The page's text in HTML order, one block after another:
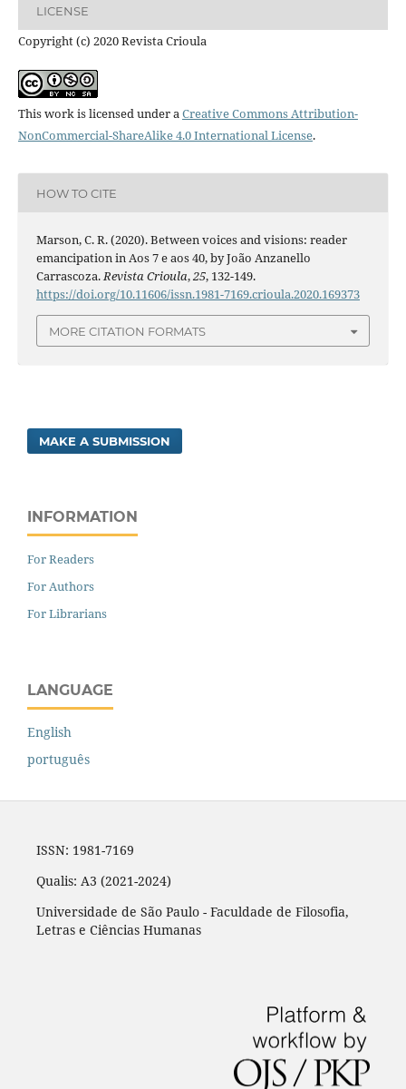
LICENSE
Copyright (c) 2020 Revista Crioula
This work is licensed under aCreative Commons Attribution-
NonCommercial-ShareAlike 4.0 International License.
HOW TO CITE
Marson, C. R. (2020). Between voices and visions: reader
emancipation in Aos 7 e aos 40, by João Anzanello
Carrascoza.Revista Crioula,25, 132-149.
https://doi.org/10.11606/issn.1981-7169.crioula.2020.169373
MORE CITATION FORMATS
MAKE A SUBMISSION
INFORMATION
For Readers
For Authors
For Librarians
LANGUAGE
English
português
ISSN: 1981-7169
Qualis: A3 (2021-2024)
Universidade de São Paulo - Faculdade de Filosofia,
Letras e Ciências Humanas